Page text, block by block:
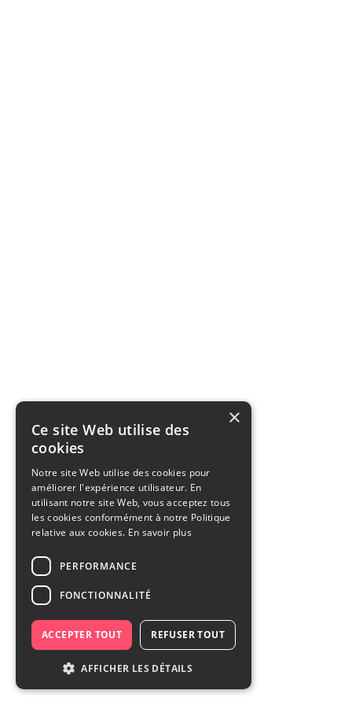
×
Ce site Web utilise des
cookies
Notre site Web utilise des cookies pour
améliorer l'expérience utilisateur. En
utilisant notre site Web, vous acceptez tous
les cookies conformément à notre Politique
relative aux cookies. En savoir plus
PERFORMANCE
FONCTIONNALITÉ
ACCEPTER TOUT REFUSER TOUT
AFFICHER LES DÉTAILS